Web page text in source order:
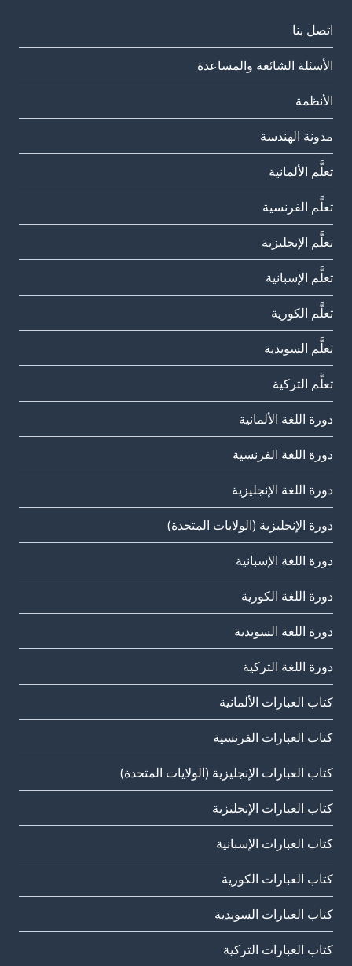
اتصل بنا
الأسئلة الشائعة والمساعدة
الأنظمة
مدونة الهندسة
تعلَّم الألمانية
تعلَّم الفرنسية
تعلَّم الإنجليزية
تعلَّم الإسبانية
تعلَّم الكورية
تعلَّم السويدية
تعلَّم التركية
دورة اللغة الألمانية
دورة اللغة الفرنسية
دورة اللغة الإنجليزية
دورة الإنجليزية (الولايات المتحدة)
دورة اللغة الإسبانية
دورة اللغة الكورية
دورة اللغة السويدية
دورة اللغة التركية
كتاب العبارات الألمانية
كتاب العبارات الفرنسية
كتاب العبارات الإنجليزية (الولايات المتحدة)
كتاب العبارات الإنجليزية
كتاب العبارات الإسبانية
كتاب العبارات الكورية
كتاب العبارات السويدية
كتاب العبارات التركية